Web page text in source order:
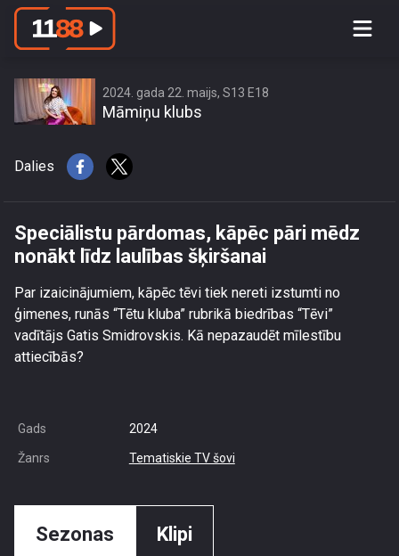
Speciālistu pārdomas, kāpēc pāri
2024. gada 22. maijs, S13 E18
Māmiņu klubs
Dalies
Speciālistu pārdomas, kāpēc pāri mēdz
nonākt līdz laulības šķiršanai
Par izaicinājumiem, kāpēc tēvi tiek nereti izstumti no
ģimenes, runās “Tētu kluba” rubrikā biedrības “Tēvi”
vadītājs Gatis Smidrovskis. Kā nepazaudēt mīlestību
attiecībās?
Gads 2024
Žanrs Tematiskie TV šovi
Sezonas Klipi